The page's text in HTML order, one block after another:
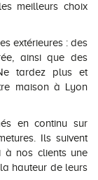
meilleurs choix
extérieures : des
ainsi que des
tardez plus et
maison à Lyon
en continu sur
Ils suivent
à nos clients une
hauteur de leurs